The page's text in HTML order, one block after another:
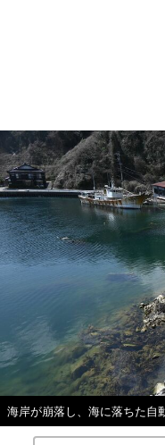
海岸が崩落し、海に落ちた自